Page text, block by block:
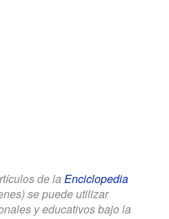
de la Enciclopedia
se puede utilizar
y educativos bajo la